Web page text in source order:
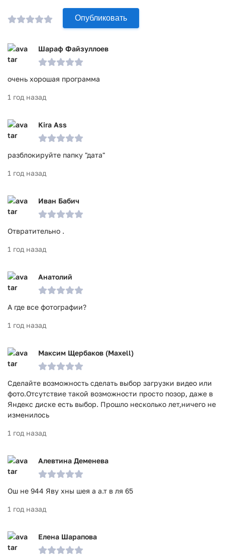
Опубликовать
Шараф Файзуллоев
очень хорошая программа
1 год назад
Kira Ass
разблокируйте папку "дата"
1 год назад
Иван Бабич
Отвратительно .
1 год назад
Анатолий
А где все фотографии?
1 год назад
Максим Щербаков (Maxell)
Сделайте возможность сделать выбор загрузки видео или
фото.Отсутствие такой возможности просто позор, даже в
Яндекс диске есть выбор. Прошло несколько лет,ничего не
изменилось
1 год назад
Алевтина Деменева
Ош не 944 Яву хны шея а а.т в ля 65
1 год назад
Елена Шарапова